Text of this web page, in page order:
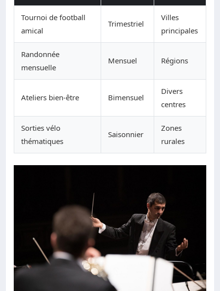
Tournoi de football
amical
Trimestriel
Villes
principales
Randonnée
mensuelle
Mensuel Régions
Ateliers bien-être Bimensuel
Divers
centres
Sorties vélo
thématiques
Saisonnier
Zones
rurales